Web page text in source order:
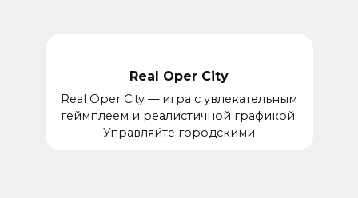
Real Oper City
Real Oper City — игра с увлекательным
геймплеем и реалистичной графикой.
Управляйте городскими